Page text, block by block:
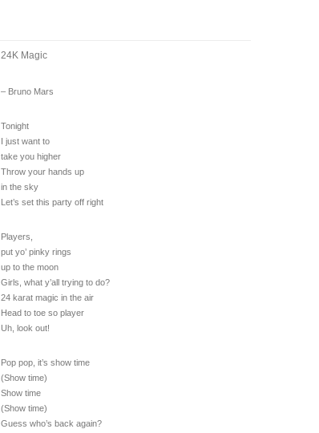
24K Magic
– Bruno Mars
Tonight
I just want to
take you higher
Throw your hands up
in the sky
Let’s set this party off right
Players,
put yo’ pinky rings
up to the moon
Girls, what y’all trying to do?
24 karat magic in the air
Head to toe so player
Uh, look out!
Pop pop, it’s show time
(Show time)
Show time
(Show time)
Guess who’s back again?